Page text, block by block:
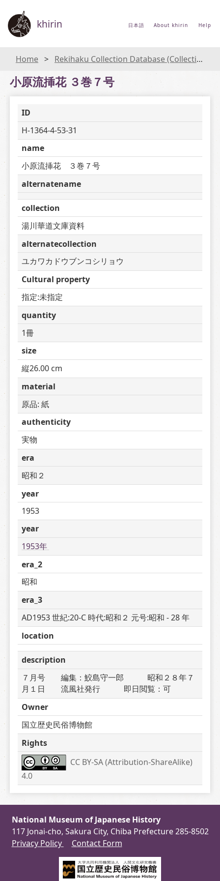
khirin 日本語 About khirin Help
Home Rekihaku Collection Database (Collections Database of the National Museum of Japanese History)
小原流挿花 ３巻７号
ID
H-1364-4-53-31
name
小原流挿花　３巻７号
alternatename
collection
湯川華道文庫資料
alternatecollection
ユカワカドウブンコシリョウ
Cultural property
指定:未指定
quantity
1冊
size
縦26.00 cm
material
原品: 紙
authenticity
実物
era
昭和２
year
1953
year
1953年
era_2
昭和
era_3
AD1953 世紀:20-C 時代:昭和２ 元号:昭和 - 28 年
location
description
７月号　　編集：鮫島守一郎　　　昭和２８年７
月１日　　流風社発行　　　即日閲覧：可
Owner
国立歴史民俗博物館
Rights
CC BY-SA (Attribution-ShareAlike)
4.0
National Museum of Japanese History
117 Jonai-cho, Sakura City, Chiba Prefecture 285-8502
Privacy Policy
Contact Form